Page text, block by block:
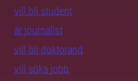
vill bli student
är journalist
vill bli doktorand
vill söka jobb